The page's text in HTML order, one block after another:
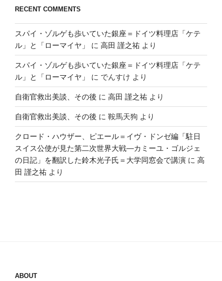
RECENT COMMENTS
スパイ・ゾルゲも歩いていた銀座＝ドイツ料理店「ケテ
ル」と「ローマイヤ」
に 高田 謹之祐 より
スパイ・ゾルゲも歩いていた銀座＝ドイツ料理店「ケテ
ル」と「ローマイヤ」
に でんすけ より
自衛官救出美談、その後 に 高田 謹之祐 より
自衛官救出美談、その後 に 鞍馬天狗 より
クロード・ハウザー、ピエール＝イヴ・ドンゼ編「駐日
スイス公使が見た第二次世界大戦―カミーユ・ゴルジェ
の日記」を翻訳した鈴木光子氏＝大学同窓会で講演 に 高
田 謹之祐 より
ABOUT